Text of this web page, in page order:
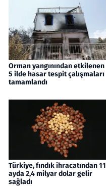
Orman yangınından etkilenen
5 ilde hasar tespit çalışmaları
tamamlandı
Türkiye, fındık ihracatından 11
ayda 2,4 milyar dolar gelir
sağladı